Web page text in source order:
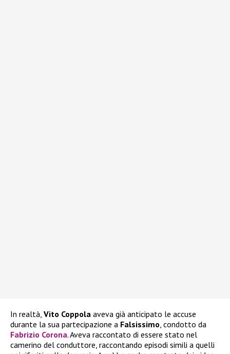
In realtà, Vito Coppola aveva già anticipato le accuse
durante la sua partecipazione a Falsissimo , condotto da
Fabrizio Corona. Aveva raccontato di essere stato nel
camerino del conduttore, raccontando episodi simili a quelli